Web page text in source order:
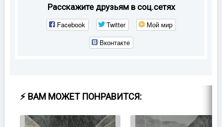
Расскажите друзьям в соц.сетях
Facebook Twitter
Мой мир
Вконтакте
⚡ ВАМ МОЖЕТ ПОНРАВИТСЯ: